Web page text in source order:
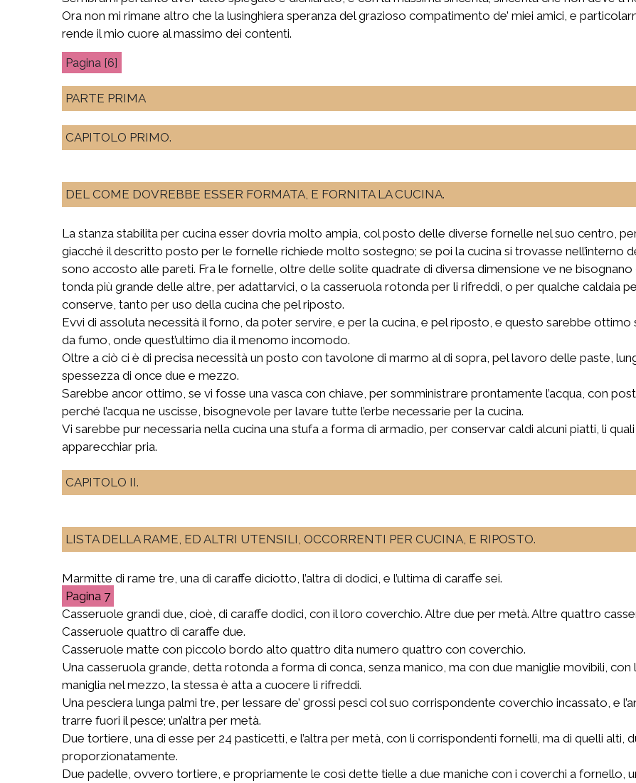
Ora non mi rimane altro che la lusinghiera speranza del grazioso compatimento de’ miei amici, e
rende il mio cuore al massimo dei contenti.
[6]
PARTE PRIMA
CAPITOLO PRIMO.
DEL COME DOVREBBE ESSER FORMATA, E FORNITA LA CUCINA.
La stanza stabilita per cucina esser dovria molto ampia, col posto delle diverse fornelle nel suo centro,
giacché il descritto posto per le fornelle richiede molto sostegno; se poi la cucina si trovasse nell’interno
sono accosto alle pareti. Fra le fornelle, oltre delle solite quadrate di diversa dimensione ve ne bisognano
tonda più grande delle altre, per adattarvici, o la casseruola rotonda per li rifreddi, o per qualche caldaia
conserve, tanto per uso della cucina che pel riposto.
Evvi di assoluta necessità il forno, da poter servire, e per la cucina, e pel riposto, e questo sarebbe
da fumo, onde quest’ultimo dia il menomo incomodo.
Oltre a ciò ci è di precisa necessità un posto con tavolone di marmo al di sopra, pel lavoro delle paste,
spessezza di once due e mezzo.
Sarebbe ancor ottimo, se vi fosse una vasca con chiave, per somministrare prontamente l’acqua, con
perché l’acqua ne uscisse, bisognevole per lavare tutte l’erbe necessarie per la cucina.
Vi sarebbe pur necessaria nella cucina una stufa a forma di armadio, per conservar caldi alcuni piatti, li
apparecchiar pria.
CAPITOLO II.
LISTA DELLA RAME, ED ALTRI UTENSILI, OCCORRENTI PER CUCINA, E RIPOSTO.
Marmitte di rame tre, una di caraffe diciotto, l’altra di dodici, e l’ultima di caraffe sei.
7
Casseruole grandi due, cioè, di caraffe dodici, con il loro coverchio. Altre due per metà. Altre quattro
Casseruole quattro di caraffe due.
Casseruole matte con piccolo bordo alto quattro dita numero quattro con coverchio.
Una casseruola grande, detta rotonda a forma di conca, senza manico, ma con due maniglie movibili,
maniglia nel mezzo, la stessa è atta a cuocere li rifreddi.
Una pesciera lunga palmi tre, per lessare de’ grossi pesci col suo corrispondente coverchio incassato, e
trarre fuori il pesce; un’altra per metà.
Due tortiere, una di esse per 24 pasticetti, e l’altra per metà, con li corrispondenti fornelli, ma di quelli
proporzionatamente.
Due padelle, ovvero tortiere, e propriamente le così dette tielle a due maniche con i coverchi a fornello,